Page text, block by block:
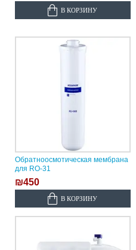
В КОРЗИНУ
Обратноосмотическая мембрана
для RO-31
₪450
В КОРЗИНУ